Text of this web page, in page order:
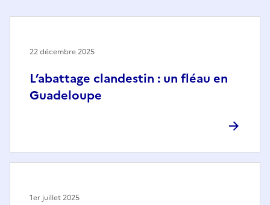
L’abattage clandestin : un fléau en
Guadeloupe
22 décembre 2025
1er juillet 2025